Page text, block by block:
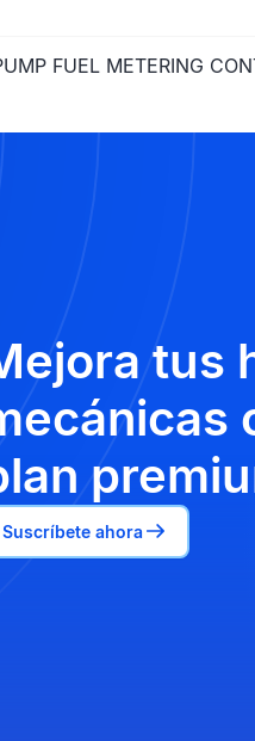
FUEL METERING
tus
Suscríbete ahora